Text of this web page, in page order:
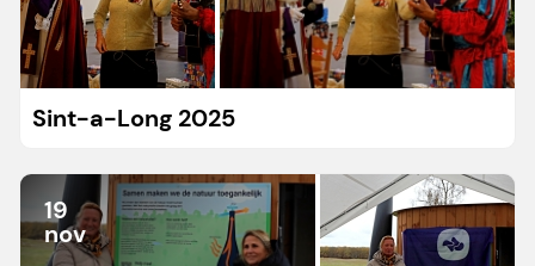
Sint-a-Long 2025
19
nov